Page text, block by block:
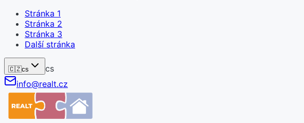
Stránka 1
Stránka 2
Stránka 3
Další stránka
🇨🇿cs
cs
info@realt.cz